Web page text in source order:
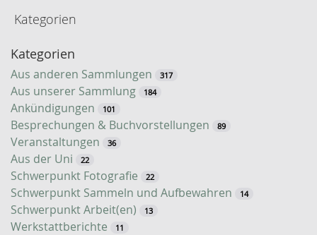
S
u
c
h
e
Kategorien
Kategorien
Aus anderen Sammlungen 317
Aus unserer Sammlung 184
Ankündigungen 101
Besprechungen & Buchvorstellungen 89
Veranstaltungen 36
Aus der Uni 22
Schwerpunkt Fotografie 22
Schwerpunkt Sammeln und Aufbewahren 14
Schwerpunkt Arbeit(en) 13
Werkstattberichte 11